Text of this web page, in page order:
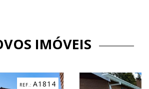
IMÓVEIS
C3184